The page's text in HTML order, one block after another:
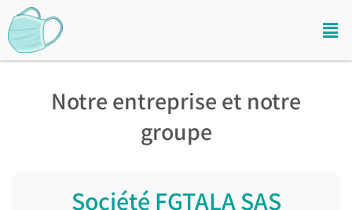
Notre entreprise et notre
groupe
Société FGTALA SAS